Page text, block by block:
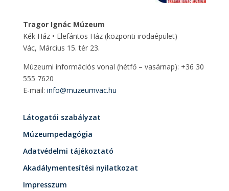
Tragor Ignác Múzeum
Kék Ház • Elefántos Ház (központi irodaépület)
Vác, Március 15. tér 23.
Múzeumi információs vonal (hétfő – vasárnap): +36 30
555 7620
E-mail: info@muzeumvac.hu
Látogatói szabályzat
Múzeumpedagógia
Adatvédelmi tájékoztató
Akadálymentesítési nyilatkozat
Impresszum